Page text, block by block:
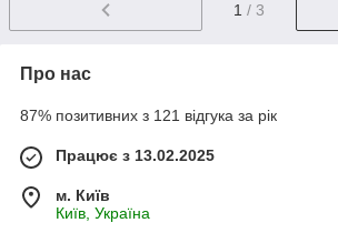
1 / 3
Про нас
87% позитивних з 121 відгука за рік
Працює з 13.02.2025
м. Київ
Київ, Україна